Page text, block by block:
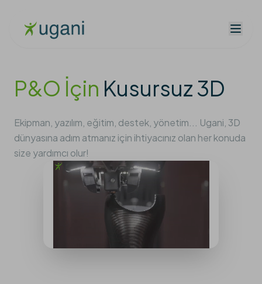
P&O İçin Kusursuz 3D
Ekipman, yazılım, eğitim, destek, yönetim... Ugani, 3D
dünyasına adım atmanız için ihtiyacınız olan her konuda
size yardımcı olur!